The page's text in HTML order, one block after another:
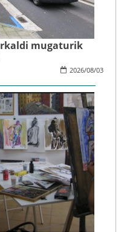
mugaturik
2026/08/03